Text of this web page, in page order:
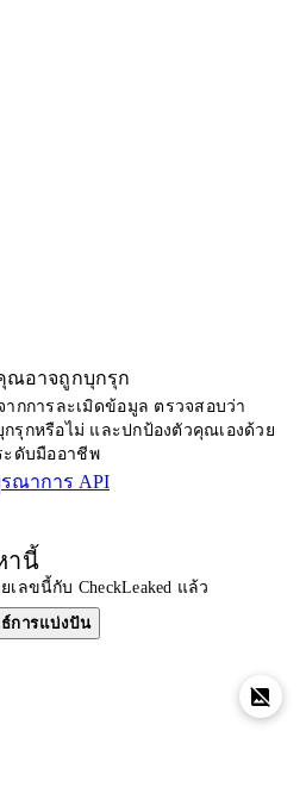
ณอาจถูกบุกรุก
กการละเมิดข้อมูล ตรวจสอบว่า
รุกหรือไม่ และปกป้องตัวคุณเองด้วย
ะดับมืออาชีพ
ณาการ API
านี้
ลขนี้กับ CheckLeaked แล้ว
การแบ่งปัน